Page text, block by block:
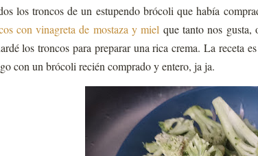
los troncos de un estupendo brócoli que había
con vinagreta de mostaza y miel que tanto nos
los troncos para preparar una rica crema. La receta
con un brócoli recién comprado y entero, ja ja.